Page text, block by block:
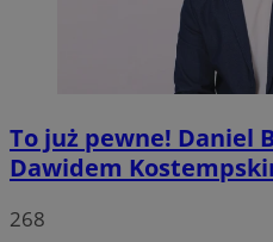
To już pewne! Daniel
Dawidem
268